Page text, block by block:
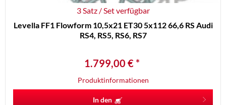
3 Satz / Set verfügbar
Levella FF1 Flowform 10,5x21 ET30 5x112 66,6 RS Audi
RS4, RS5, RS6, RS7
1.799,00 € *
Produktinformationen
In den